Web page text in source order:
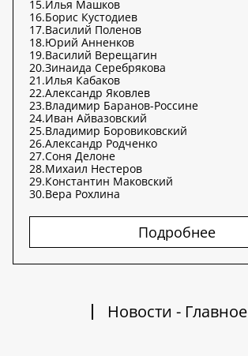
15.Илья Машков
16.Борис Кустодиев
17.Василий Поленов
18.Юрий Анненков
19.Василий Верещагин
20.Зинаида Серебрякова
21.Илья Кабаков
22.Александр Яковлев
23.Владимир Баранов-Россине
24.Иван Айвазовский
25.Владимир Боровиковский
26.Александр Родченко
27.Соня Делоне
28.Михаил Нестеров
29.Константин Маковский
30.Вера Рохлина
Подробнее
Новости - Главное